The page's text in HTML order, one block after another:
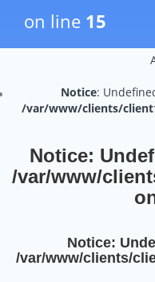
on line 15
Notice:
/var/www/clients/
Notice:
/var/www/
Notice:
/var/www/clients/